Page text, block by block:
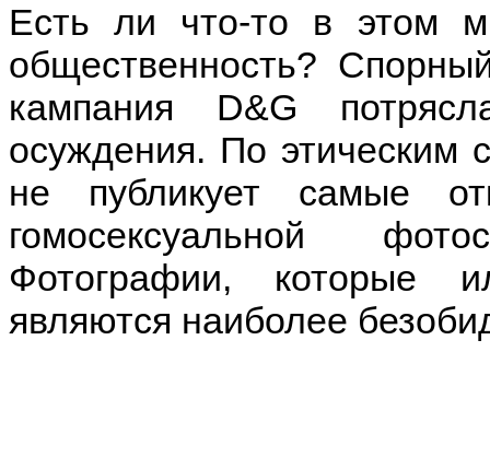
Есть ли что-то в этом
общественность?
кампания D&G
осуждения. По этическим
не публикует самые
гомосексуальной
Фотографии, которые
являются наиболее